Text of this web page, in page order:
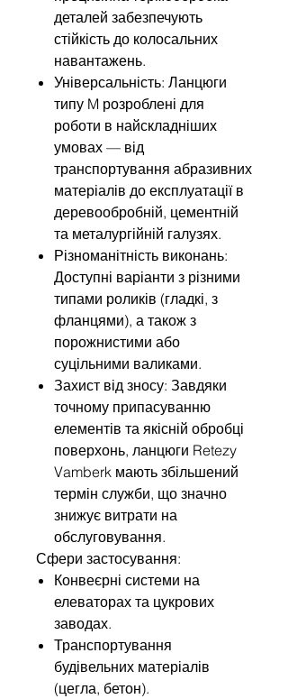
деталей забезпечують
стійкість до колосальних
навантажень.
Універсальність: Ланцюги
типу M розроблені для
роботи в найскладніших
умовах — від
транспортування абразивних
матеріалів до експлуатації в
деревообробній, цементній
та металургійній галузях.
Різноманітність виконань:
Доступні варіанти з різними
типами роликів (гладкі, з
фланцями), а також з
порожнистими або
суцільними валиками.
Захист від зносу: Завдяки
точному припасуванню
елементів та якісній обробці
поверхонь, ланцюги Retezy
Vamberk мають збільшений
термін служби, що значно
знижує витрати на
обслуговування.
Сфери застосування:
Конвеєрні системи на
елеваторах та цукрових
заводах.
Транспортування
будівельних матеріалів
(цегла, бетон).